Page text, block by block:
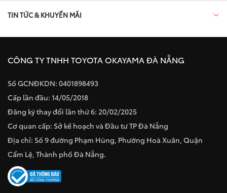
TIN TỨC & KHUYẾN MÃI
CÔNG TY TNHH TOYOTA OKAYAMA ĐÀ NẴNG
Số GCNĐKDN: 0401898493
Cấp lần đầu: 14/05/2018
Đăng ký thay đổi lần thứ 6: 20/02/2025
Cơ quan cấp: Sở kế hoạch và Đầu tư TP Đà Nẵng
Địa chỉ: Số 9 đường Phạm Hùng, Phường Hoà Xuân, Quận
Cẩm Lệ, Thành phố Đà Nẵng.